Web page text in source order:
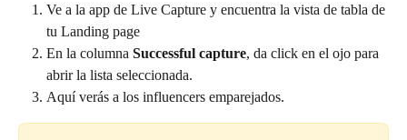
Ve a la app de Live Capture y encuentra la vista de tabla de
tu Landing page
En la columna Successful capture, da click en el ojo para
abrir la lista seleccionada.
Aquí verás a los influencers emparejados.